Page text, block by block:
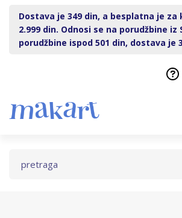
Dostava je 349 din, a besplatna je za
2.999 din. Odnosi se na porudžbine iz
porudžbine ispod 501 din, dostava je